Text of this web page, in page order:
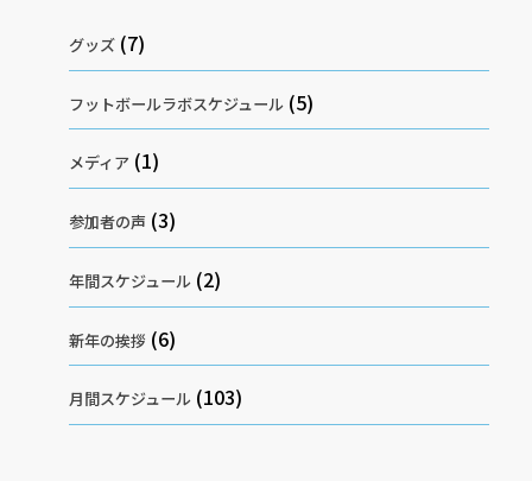
グッズ (7)
フットボールラボスケジュール (5)
メディア (1)
参加者の声 (3)
年間スケジュール (2)
新年の挨拶 (6)
月間スケジュール (103)